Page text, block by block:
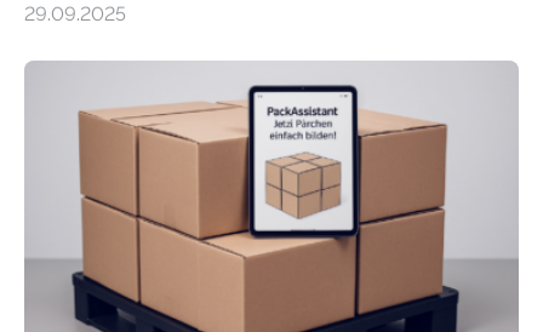
Mensch-Maschine-Schnittstelle so sehr vereinfacht,
Die zugrunde liegende Methodik lässt sich auf alle
anderen Maschinen übertragen. Eine Falzmaschine
umzurüsten ist ein Job für echte Profis. Eine solche
Maschine faltet in Druckereien Broschüren, Prospekte,
Landkarten und vieles mehr – mehrere Zehntausend
Exemplare pro Stunde. Je nach Maschinentyp und
Auftrag kann das Umrüsten…
29.09.2025